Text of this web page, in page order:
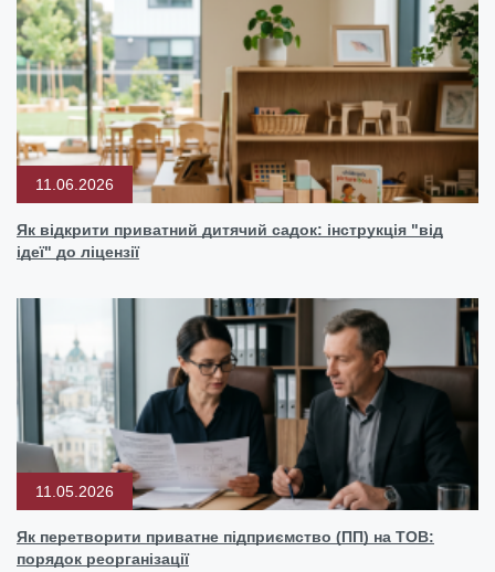
11.06.2026
Як відкрити приватний дитячий садок: інструкція "від
ідеї" до ліцензії
11.05.2026
Як перетворити приватне підприємство (ПП) на ТОВ:
порядок реорганізації